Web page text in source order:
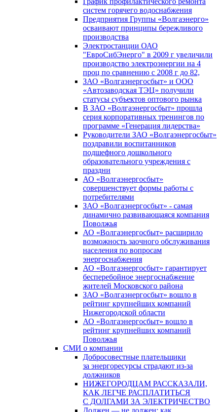
систем горячего водоснабжения
Предприятия Группы «Волгаэнерго»
осваивают принципы бережливого
производства
Электростанции ОАО
"ЕвроСибЭнерго" в 2009 г увеличили
производство электроэнергии на 4
проц по сравнению с 2008 г до 82,
ЗАО «Волгаэнергосбыт» и ООО
«Автозаводская ТЭЦ» получили
статусы субъектов оптового рынка
В ЗАО «Волгаэнергосбыт» прошла
серия корпоративных тренингов по
программе «Генерация лидерства»
Руководители ЗАО «Волгаэнергосбыт»
поздравили воспитанников
подшефного дошкольного
образовательного учреждения с
праздни
АО «Волгаэнергосбыт»
совершенствует формы работы с
потребителями
ЗАО «Волгаэнергосбыт» - самая
динамично развивающаяся компания
Поволжья
АО «Волгаэнергосбыт» расширило
возможность заочного обслуживания
населения по вопросам
энергоснабжения
АО «Волгаэнергосбыт» гарантирует
бесперебойное энергоснабжение
жителей Московского района
ЗАО «Волгаэнергосбыт» вошло в
рейтинг крупнейших компаний
Нижегородской области
АО «Волгаэнергосбыт» вошло в
рейтинг крупнейших компаний
Поволжья
СМИ о компании
Добросовестные плательщики
за энергоресурсы страдают из-за
должников
НИЖЕГОРОДЦАМ РАССКАЗАЛИ,
КАК ЛЕГЧЕ РАСПЛАТИТЬСЯ
С ДОЛГАМИ ЗА ЭЛЕКТРИЧЕСТВО